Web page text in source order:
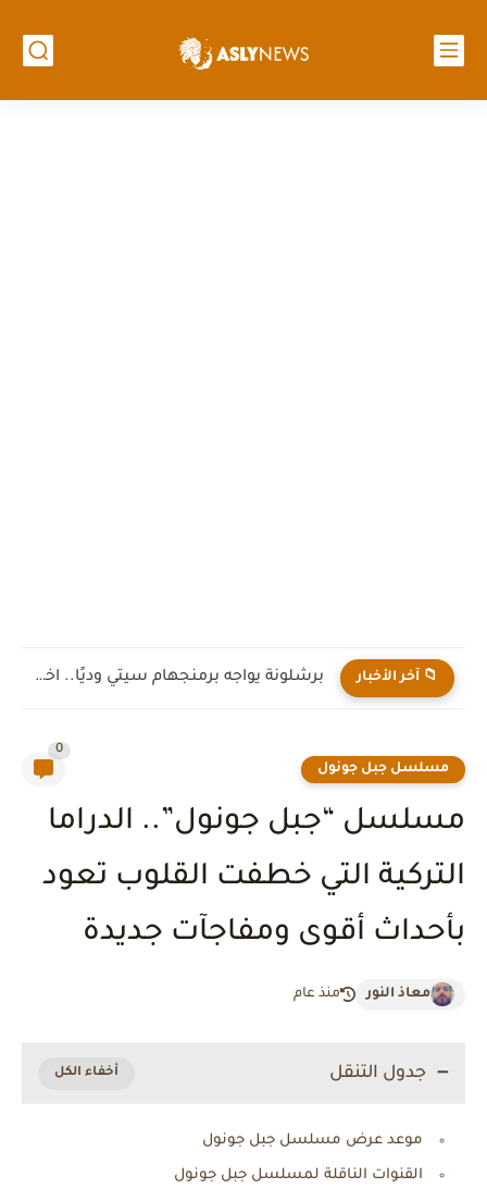
📁 آخر الأخبار برشلونة يواجه برمنجهام سيتي وديًا.. اختبار جديد لهانز فليك قبل...
مسلسل جبل جونول
0
مسلسل “جبل جونول”.. الدراما
التركية التي خطفت القلوب تعود
بأحداث أقوى ومفاجآت جديدة
معاذ النور منذ عام
جدول التنقل
موعد عرض مسلسل جبل جونول
القنوات الناقلة لمسلسل جبل جونول